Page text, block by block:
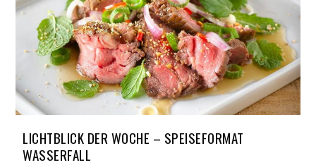
LICHTBLICK DER WOCHE – SPEISEFORMAT
WASSERFALL